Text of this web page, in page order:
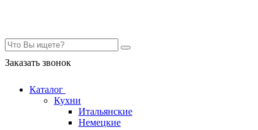
Заказать звонок
Каталог
Кухни
Итальянские
Немецкие